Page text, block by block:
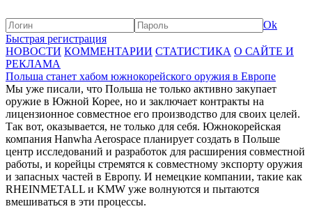
Ok
Быстрая регистрация
НОВОСТИ КОММЕНТАРИИ СТАТИСТИКА О САЙТЕ И
РЕКЛАМА
Польша станет хабом южнокорейского оружия в Европе
Мы уже писали, что Польша не только активно закупает
оружие в Южной Корее, но и заключает контракты на
лицензионное совместное его производство для своих целей.
Так вот, оказывается, не только для себя. Южнокорейская
компания Hanwha Aerospace планирует создать в Польше
центр исследований и разработок для расширения совместной
работы, и корейцы стремятся к совместному экспорту оружия
и запасных частей в Европу. И немецкие компании, такие как
RHEINMETALL и KMW уже волнуются и пытаются
вмешиваться в эти процессы.